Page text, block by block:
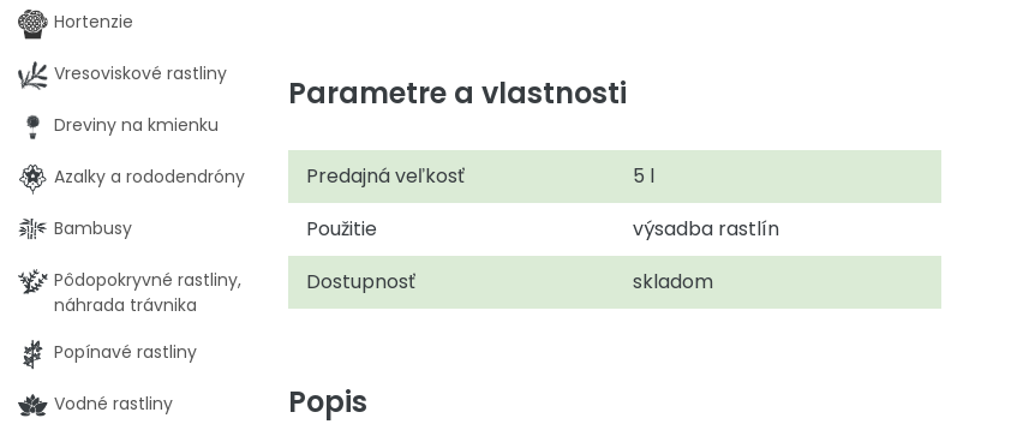
Parametre a vlastnosti
Predajná veľkosť
5 l
Použitie
výsadba rastlín
Dostupnosť
skladom
Popis
Hortenzie
Vresoviskové rastliny
Dreviny na kmienku
Azalky a rododendróny
Bambusy
Pôdopokryvné rastliny,
náhrada trávnika
Popínavé rastliny
Vodné rastliny